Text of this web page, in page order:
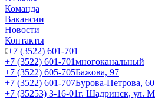
Команда
Вакансии
Новости
Контакты
+7 (3522) 601-701
+7 (3522) 601-701многоканальный
+7 (3522) 605-705Бажова, 97
+7 (3522) 601-707Бурова-Петрова, 60
+7 (35253) 3-16-01г. Шадринск, ул.